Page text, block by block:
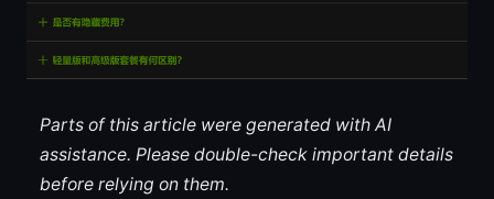
Parts of this article were generated with AI
assistance. Please double-check important details
before relying on them.